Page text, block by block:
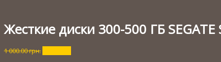
Жесткие диски 300-500 ГБ SEGATE
1 000.00грн.